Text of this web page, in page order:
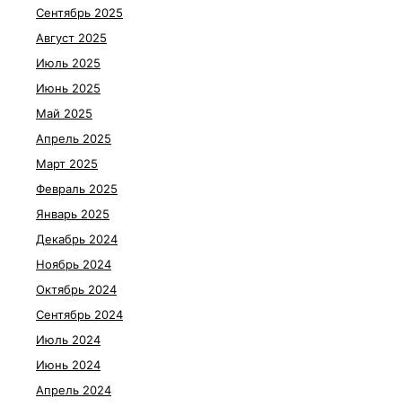
Сентябрь 2025
Август 2025
Июль 2025
Июнь 2025
Май 2025
Апрель 2025
Март 2025
Февраль 2025
Январь 2025
Декабрь 2024
Ноябрь 2024
Октябрь 2024
Сентябрь 2024
Июль 2024
Июнь 2024
Апрель 2024